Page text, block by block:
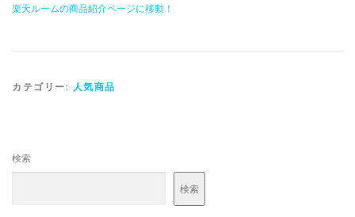
楽天ルームの商品紹介ページに移動！
カテゴリー: 人気商品
検索
検索